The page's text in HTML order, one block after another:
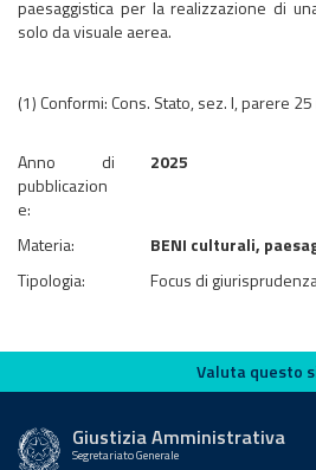
paesaggistica per la realizzazione di
solo da visuale aerea.
(1) Conformi: Cons. Stato, sez. I, parere
Anno di
pubblicazion
e:
2025
Materia:
BENI culturali,
Tipologia:
Focus di
Valuta questo sito
Valuta questo
Giustizia Amministrativa
Segretariato Generale